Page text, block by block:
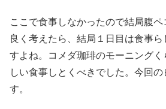
ここで食事しなかったので結局腹ペ
良く考えたら、結局１日目は食事
すよね。コメダ珈琲のモーニング
しい食事しとくべきでした。今回
す。